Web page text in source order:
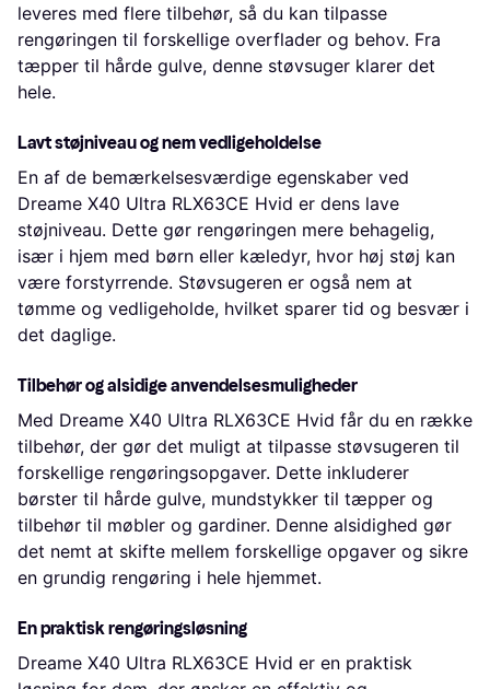
leveres med flere tilbehør, så du kan tilpasse
rengøringen til forskellige overflader og behov. Fra
tæpper til hårde gulve, denne støvsuger klarer det
hele.
Lavt støjniveau og nem vedligeholdelse
En af de bemærkelsesværdige egenskaber ved
Dreame X40 Ultra RLX63CE Hvid er dens lave
støjniveau. Dette gør rengøringen mere behagelig,
især i hjem med børn eller kæledyr, hvor høj støj kan
være forstyrrende. Støvsugeren er også nem at
tømme og vedligeholde, hvilket sparer tid og besvær i
det daglige.
Tilbehør og alsidige anvendelsesmuligheder
Med Dreame X40 Ultra RLX63CE Hvid får du en række
tilbehør, der gør det muligt at tilpasse støvsugeren til
forskellige rengøringsopgaver. Dette inkluderer
børster til hårde gulve, mundstykker til tæpper og
tilbehør til møbler og gardiner. Denne alsidighed gør
det nemt at skifte mellem forskellige opgaver og sikre
en grundig rengøring i hele hjemmet.
En praktisk rengøringsløsning
Dreame X40 Ultra RLX63CE Hvid er en praktisk